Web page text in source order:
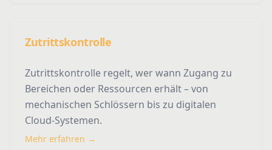
Zutrittskontrolle
Zutrittskontrolle regelt, wer wann Zugang zu
Bereichen oder Ressourcen erhält – von
mechanischen Schlössern bis zu digitalen
Cloud-Systemen.
Mehr erfahren →